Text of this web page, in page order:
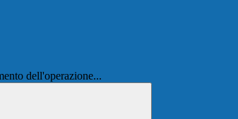
dell'operazione...